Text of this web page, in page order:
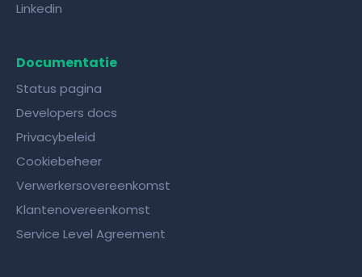
Linkedin
Documentatie
Status pagina
Developers docs
Privacybeleid
Cookiebeheer
Verwerkersovereenkomst
Klantenovereenkomst
Service Level Agreement